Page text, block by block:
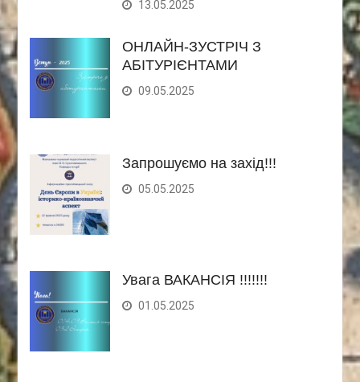
13.05.2025
ОНЛАЙН-ЗУСТРІЧ З
АБІТУРІЄНТАМИ
09.05.2025
Запрошуємо на захід!!!
05.05.2025
Увага ВАКАНСІЯ !!!!!!!
01.05.2025